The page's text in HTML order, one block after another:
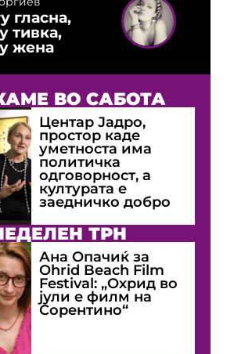
гласна,
тивка,
жена
ВО САБОТА
Центар Јадро,
простор каде
уметноста има
политичка
одговорност, а
културата е
заедничко добро
ТРН
Ана Опачиќ за
Оhrid Beach Film
Festival: „Охрид во
јули е филм на
Сорентино“